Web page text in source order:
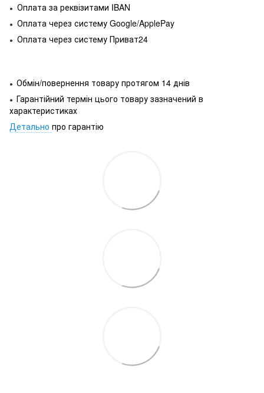
● Оплата за реквізитами IBAN
● Оплата через систему Google/ApplePay
● Оплата через систему Приват24
● Обмін/повернення товару протягом 14 днів
● Гарантійний термін цього товару зазначений в
характеристиках
Детально про гарантію